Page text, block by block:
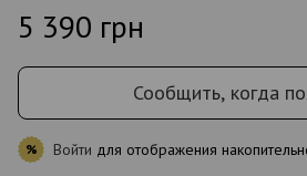
5 390 грн
Сообщить, когда
% Войти для отображения